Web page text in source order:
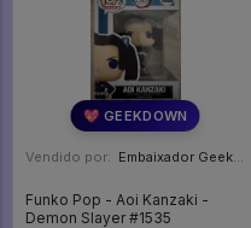
💖 GEEKDOWN
Vendido por: Embaixador Geek - SP
Funko Pop - Aoi Kanzaki -
Demon Slayer #1535